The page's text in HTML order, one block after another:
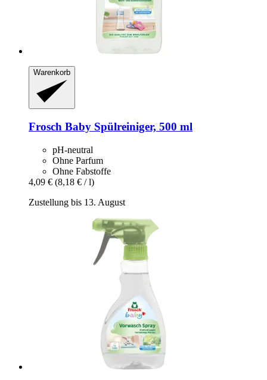
Warenkorb
Frosch Baby Spülreiniger, 500 ml
pH-neutral
Ohne Parfum
Ohne Fabstoffe
4,09 € (8,18 € / l)
Zustellung bis 13. August